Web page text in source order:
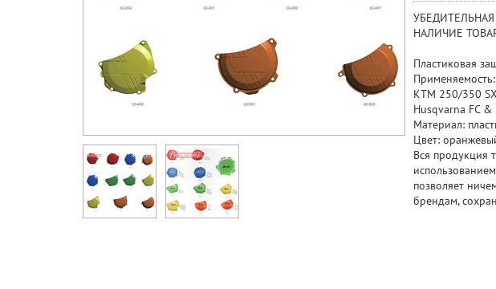
НАЛИЧИЕ
Пластиковая
Применяемость:
KTM 250/350
Husqvarna FC
Материал:
Цвет:
Вся продукция
позволяет
брендам,